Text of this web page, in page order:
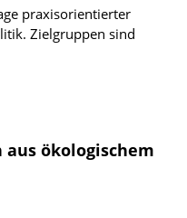
praxisorientierter
Zielgruppen sind
aus ökologischem